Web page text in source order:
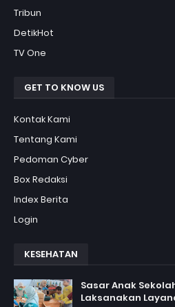
Tribun
DetikHot
TV One
GET TO KNOW US
Kontak Kami
Tentang Kami
Pedoman Cyber
Box Redaksi
Index Berita
Login
KESEHATAN
Sasar Anak
Laksanakan